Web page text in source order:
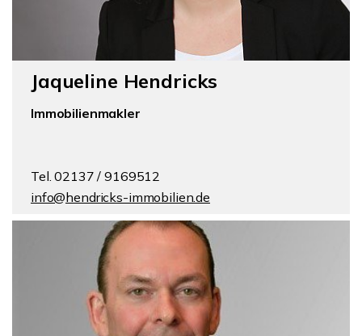
Jaqueline Hendricks
Immobilienmakler
Tel. 02137 / 9169512
info@hendricks-immobilien.de